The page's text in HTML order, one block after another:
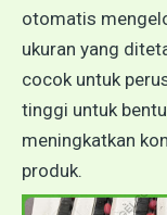
otomatis
ukuran yang
cocok untuk
tinggi untuk
meningkatkan
produk.